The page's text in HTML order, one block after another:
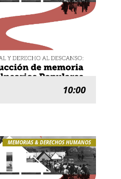
10:00
MEMORIAS & DERECHOS HUMANOS